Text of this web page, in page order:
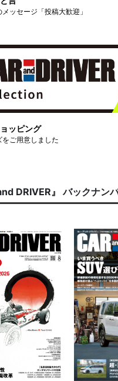
ッセージ「投稿大歓迎」
ッピング
をご用意しました
DRIVER』 バックナン